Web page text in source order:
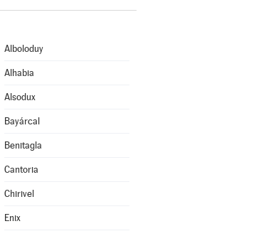
Alboloduy
Alhabia
Alsodux
Bayárcal
Benitagla
Cantoria
Chirivel
Enix